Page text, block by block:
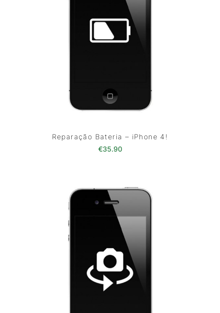
Reparação Bateria – iPhone 4!
€35.90